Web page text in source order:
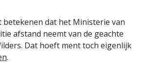
betekenen dat het Ministerie van
afstand neemt van de geachte
Dat hoeft ment toch eigenlijk
.